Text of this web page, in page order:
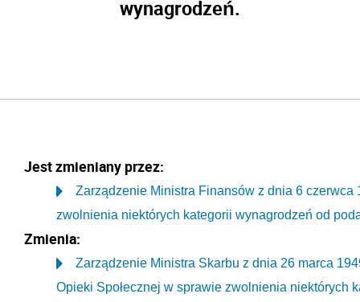
wynagrodzeń.
Jest zmieniany przez:
Zarządzenie Ministra Finansów z dnia 6 czerwca
zwolnienia niektórych kategorii wynagrodzeń od
Zmienia:
Zarządzenie Ministra Skarbu z dnia 26 marca
Opieki Społecznej w sprawie zwolnienia niektórych